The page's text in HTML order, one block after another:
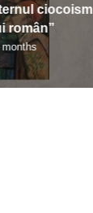
ciocoism
român”